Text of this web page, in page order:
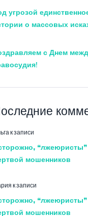
угрозой
о массовых
с Днем
к записи
“лжеюристы”
мошенников
к записи
“лжеюристы”
мошенников